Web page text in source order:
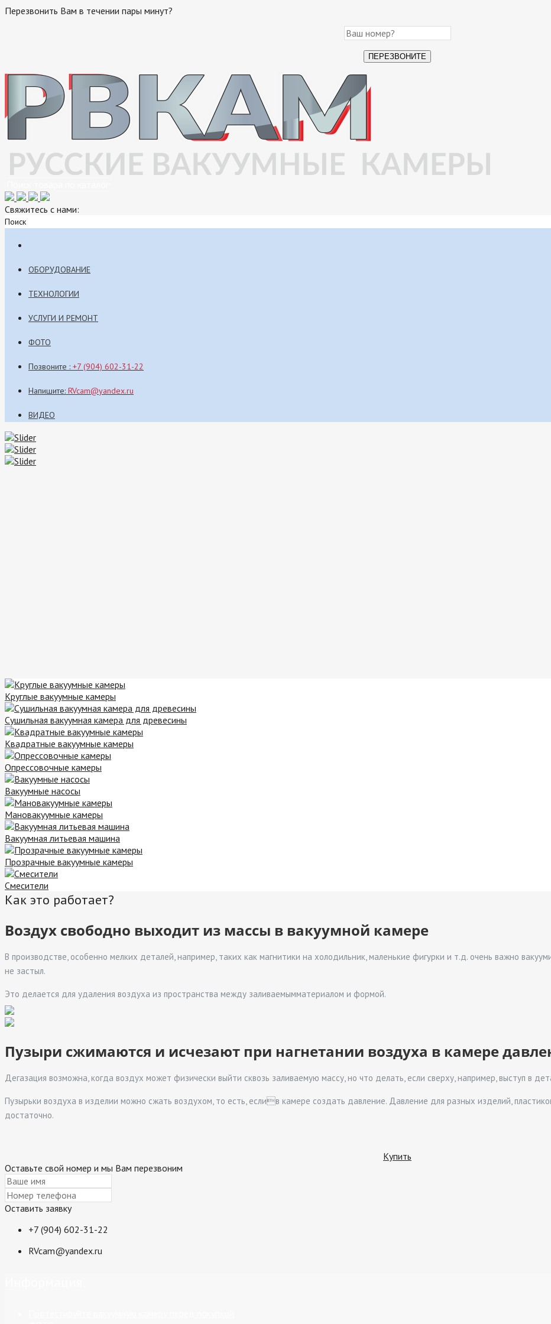
Перезвонить Вам в течении пары минут?
Свяжитесь с нами:
Поиск
ОБОРУДОВАНИЕ
ТЕХНОЛОГИИ
УСЛУГИ И РЕМОНТ
ФОТО
Позвоните : +7 (904) 602-31-22
Напишите: RVcam@yandex.ru
ВИДЕО
Круглые вакуумные камеры
Сушильная вакуумная камера для древесины
Квадратные вакуумные камеры
Опрессовочные камеры
Вакуумные насосы
Мановакуумные камеры
Вакуумная литьевая машина
Прозрачные вакуумные камеры
Смесители
Как это работает?
Воздух свободно выходит из массы в вакуумной камере
В производстве, особенно мелких деталей, например, таких как магнитики на холодильник, маленькие фигурки и т.д. очень важно
не застыл.
Это делается для удаления воздуха из пространства между заливаемымматериалом и формой.
Пузыри сжимаются и исчезают при нагнетании воздуха в камере
Дегазация возможна, когда воздух может физически выйти сквозь заливаемую массу, но что делать, если сверху, например, выступ в
Пузырьки воздуха в изделии можно сжать воздухом, то есть, еслив камере создать давление. Давление для разных изделий,
достаточно.
Купить
Оставьте свой номер и мы Вам перезвоним
Оставить заявку
+7 (904) 602-31-22
RVcam@yandex.ru